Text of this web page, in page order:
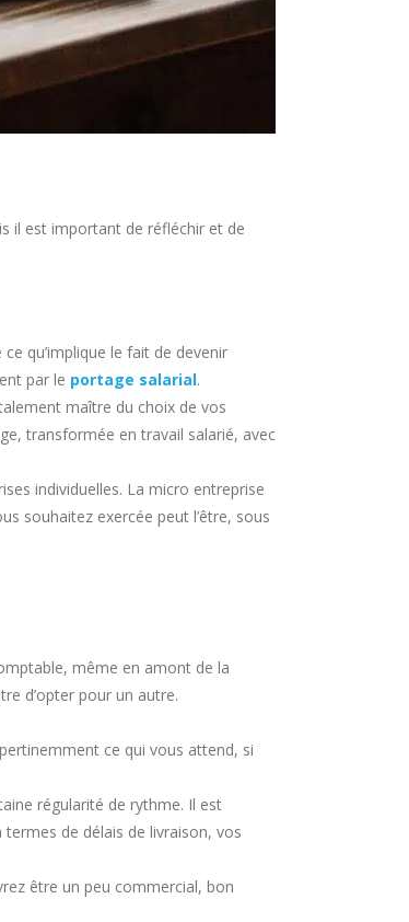
il est important de réfléchir et de
qu’implique le fait de devenir
par le portage salarial.
maître du choix de vos
transformée en travail salarié, avec
individuelles. La micro entreprise
souhaitez exercée peut l’être, sous
même en amont de la
d’opter pour un autre.
ce qui vous attend, si
régularité de rythme. Il est
de délais de livraison, vos
être un peu commercial, bon